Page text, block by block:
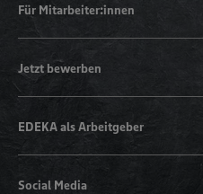
Für Mitarbeiter:innen
Jetzt bewerben
EDEKA als Arbeitgeber
Social Media